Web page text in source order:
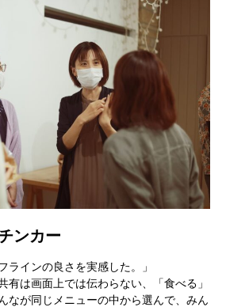
ンカー
ラインの良さを実感した。」
有は画面上では伝わらない、「食べる」
なが同じメニューの中から選んで、みん